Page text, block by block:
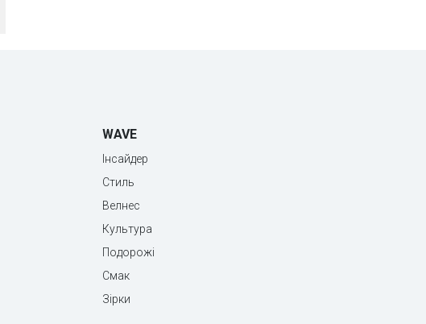
WAVE
Інсайдер
Стиль
Велнес
Культура
Подорожі
Смак
Зірки